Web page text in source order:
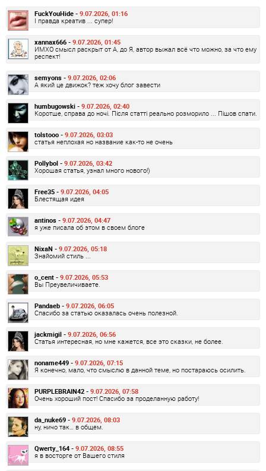
FuckYouHide - 9.07.2026, 01:16
І правда креатив ... супер!
xannax666 - 9.07.2026, 01:45
ИМХО смысл раскрыт от А, до Я, автор выжал всё что можно, за что ему
респект!
semyons - 9.07.2026, 02:06
А який це движок? теж хочу блог завести
humbugowski - 9.07.2026, 02:40
Коротше, справа до ночі. Після статті реально розморило ... Пішов спати.
tolstooo - 9.07.2026, 03:03
статья неплохая но название как-то не очень
Pollybol - 9.07.2026, 03:42
Хорошая статья, узнал много нового!)
Free35 - 9.07.2026, 04:05
Блестящая идея
antinos - 9.07.2026, 04:47
я уже писала об этом в своем блоге
NixaN - 9.07.2026, 05:18
Знайомий стиль ...
o_cent - 9.07.2026, 05:53
Вы Преувеличиваете.
Pandaeb - 9.07.2026, 06:05
Спасибо за статью оказалась очень полезной.
jackmigil - 9.07.2026, 06:56
Статья интересная, но мне кажется, все это сказки, не более.
noname449 - 9.07.2026, 07:15
Я конечно, мало, что смыслю в данной теме, но постараюсь осилить.
PURPLEBRAIN42 - 9.07.2026, 07:58
Очень хороший пост! Спасибо за проделанную работу!
da_nuke69 - 9.07.2026, 08:03
ну, ничо так… в общем.
Qwerty_164 - 9.07.2026, 08:55
я в восторге от Вашего стиля